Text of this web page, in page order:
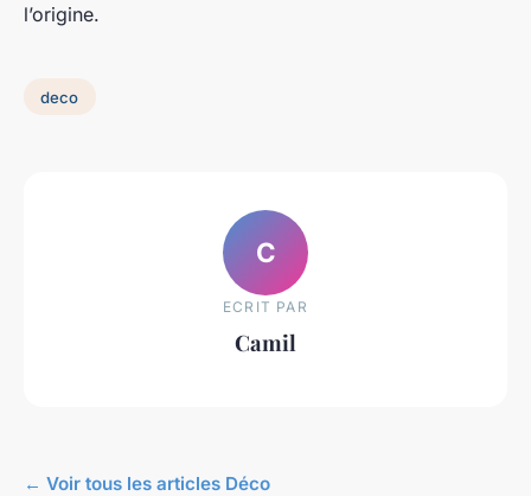
l’origine.
deco
C
ECRIT PAR
Camil
← Voir tous les articles Déco